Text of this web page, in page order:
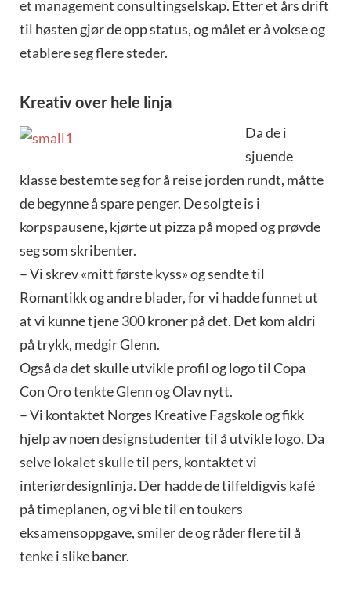
et management consulting­selskap. Etter et års drift
til høsten gjør de opp status, og målet er å vokse og
etablere seg flere steder.
Kreativ over hele linja
Da de i
sjuende
klasse bestemte seg for å reise jorden rundt, måtte
de begynne å spare penger. De solgte is i
korpspausene, kjørte ut pizza på moped og prøvde
seg som skribenter.
– Vi skrev «mitt første kyss» og sendte til
Romantikk og andre blader, for vi hadde funnet ut
at vi kunne tjene 300 kroner på det. Det kom aldri
på trykk, medgir Glenn.
Også da det skulle utvikle profil og logo til Copa
Con Oro tenkte Glenn og Olav nytt.
– Vi kontaktet Norges Kreative Fagskole og fikk
hjelp av noen designstudenter til å utvikle logo. Da
selve lokalet skulle til pers, kontaktet vi
interiørdesignlinja. Der hadde de tilfeldigvis kafé
på timeplanen, og vi ble til en toukers
eksamensoppgave, smiler de og råder flere til å
tenke i slike baner.